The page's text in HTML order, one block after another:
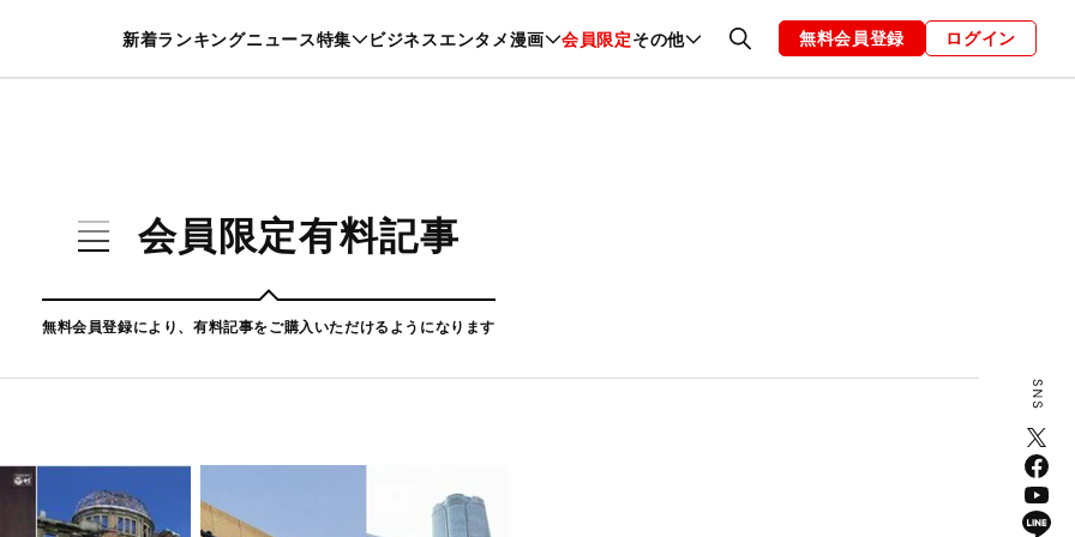
新着ランキングニュース特集 ビジネスエンタメ漫画 会員限定その他
暮らし スポーツ ヘルスケア 美容 グルメ ファッション 恋愛・結婚 編集部 お知らせ
無料会員登録 ログイン
会員限定有料記事
無料会員登録により、有料記事をご購入いただけるようになります